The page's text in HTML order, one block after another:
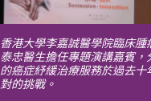
香港大學李嘉誠醫學院臨床
泰忠醫生擔任專題演講嘉賓
的癌症紓緩治療服務於過去
對的挑戰。